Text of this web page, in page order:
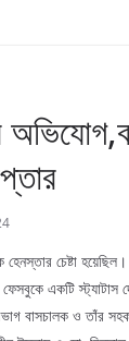
চেষ্টা
একটি স্ট্যাটাস
বাসচালক ও তাঁর